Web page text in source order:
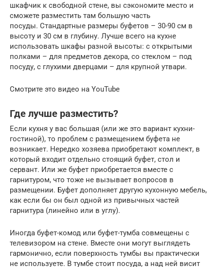
шкафчик к свободной стене, вы сэкономите место и
сможете разместить там большую часть
посуды. Стандартные размеры буфетов – 30-90 см в
высоту и 30 см в глубину. Лучше всего на кухне
использовать шкафы разной высоты: с открытыми
полками – для предметов декора, со стеклом – под
посуду, с глухими дверцами – для крупной утвари.
Смотрите это видео на YouTube
Где лучше разместить?
Если кухня у вас большая (или же это вариант кухни-
гостиной), то проблем с размещением буфета не
возникает. Нередко хозяева приобретают комплект, в
который входит отдельно стоящий буфет, стол и
сервант. Или же буфет приобретается вместе с
гарнитуром, что тоже не вызывает вопросов в
размещении. Буфет дополняет другую кухонную мебель,
как если бы он был одной из привычных частей
гарнитура (линейно или в углу).
Иногда буфет-комод или буфет-тумба совмещены с
телевизором на стене. Вместе они могут выглядеть
гармонично, если поверхность тумбы вы практически
не используете. В тумбе стоит посуда, а над ней висит